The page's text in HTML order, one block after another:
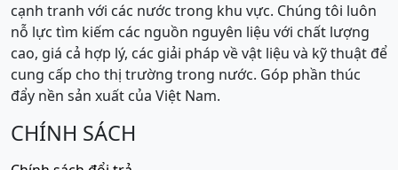
cạnh tranh với các nước trong khu vực. Chúng tôi luôn
nỗ lực tìm kiếm các nguồn nguyên liệu với chất lượng
cao, giá cả hợp lý, các giải pháp về vật liệu và kỹ thuật để
cung cấp cho thị trường trong nước. Góp phần thúc
đẩy nền sản xuất của Việt Nam.
CHÍNH SÁCH